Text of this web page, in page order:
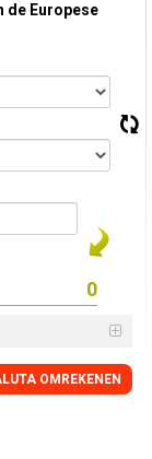
de Europese
OMREKENEN